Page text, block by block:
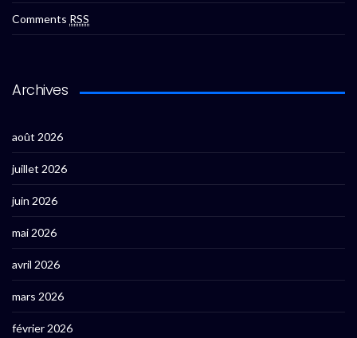
Comments RSS
Archives
août 2026
juillet 2026
juin 2026
mai 2026
avril 2026
mars 2026
février 2026